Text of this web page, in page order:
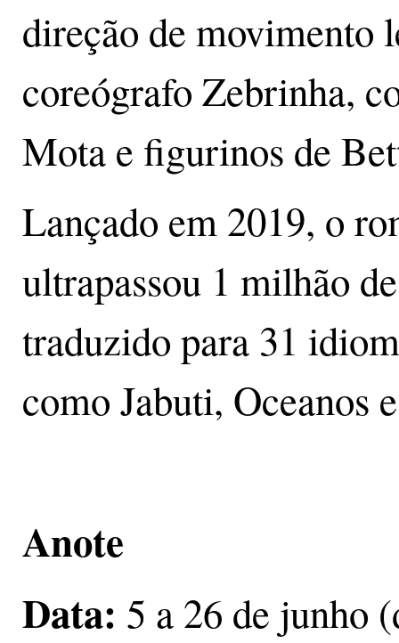
direção de movimento
coreógrafo Zebrinha,
Mota e figurinos de
Lançado em 2019, o
ultrapassou 1 milhão
traduzido para 31
como Jabuti, Oceanos
Anote
Data: 5 a 26 de junho